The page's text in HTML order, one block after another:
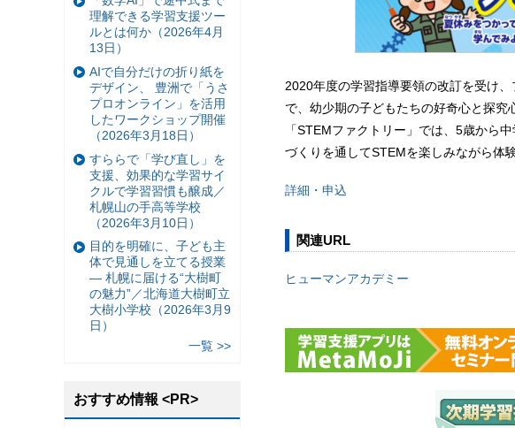
2020年度の学習指導要領の改訂を受け
で、幼少期の子どもたちの好奇心と探究
「STEMファクトリー」では、5歳から
づくりを通してSTEMを楽しみながら体
詳細・申込
関連URL
ヒューマンアカデミー
理解できる学習支援ツー
ルとは何か（2026年4月
13日）
AIで自分だけの折り紙を
デザイン、 豊洲で「うさ
プロオンライン」を活用
したワークショップ開催
（2026年3月18日）
すららで「学び直し」を
支援、効果的な学習サイ
クルで学習習慣も醸成／
札幌山の手高等学校
（2026年3月10日）
目的を明確に、子ども主
体で見通しを立てる授業
— 札幌に届ける“大樹町
の魅力”／北海道大樹町立
大樹小学校（2026年3月9
日）
一覧 >>
おすすめ情報 <PR>